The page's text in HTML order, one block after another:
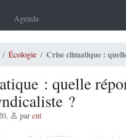
Agenda
Écologie Crise climatique :
: quelle
?
, parcnt